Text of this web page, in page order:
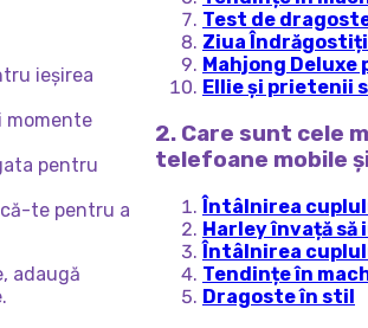
ieșirea
momente
pentru
te pentru a
adaugă
Test de
Ziua
Mahjong
Ellie și prietenii
2. Care sunt cele
telefoane mobile
Întâlnirea
Harley învață să
Întâlnirea
Tendințe în
Dragoste în stil